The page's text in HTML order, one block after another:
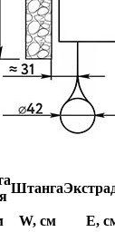
Штанга
W, см E,